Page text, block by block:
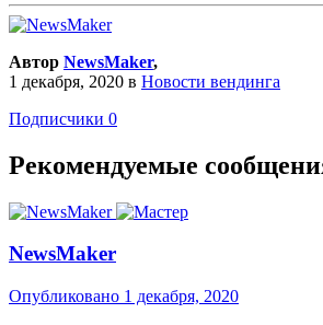
Автор NewsMaker,
1 декабря, 2020 в Новости вендинга
Подписчики 0
Рекомендуемые
NewsMaker
Опубликовано 1 декабря, 2020